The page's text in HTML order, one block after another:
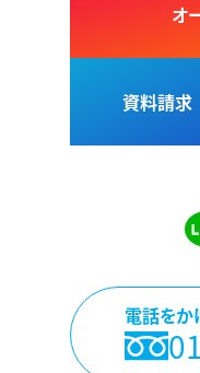
オ
資料請求
電話をか